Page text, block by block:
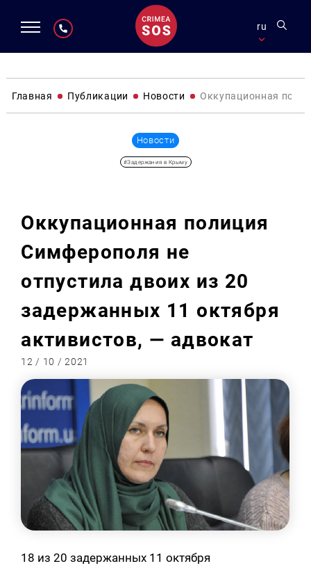
ru
Главная Публикации Новости Оккупационная
Новости
#Задержания в Крыму
Оккупационная полиция
Симферополя не
отпустила двоих из 20
задержанных 11 октября
активистов, — адвокат
12 / 10 / 2021
18 из 20 задержанных 11 октября